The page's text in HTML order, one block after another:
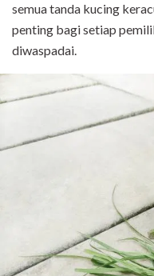
semua tanda kucing
penting bagi setiap
diwaspadai.